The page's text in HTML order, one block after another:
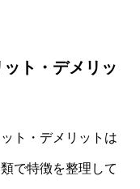
ト・デメリッ
ト・デメリットは
で特徴を整理して